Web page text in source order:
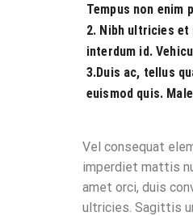
Tempus non enim
2. Nibh ultricies
interdum id.
3.Duis ac, tellus
euismod quis.
Vel consequat
imperdiet mattis
amet orci, duis
ultricies. Sagittis